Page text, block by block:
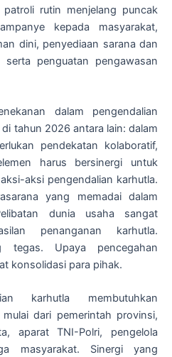
rutin menjelang puncak
kepada masyarakat,
dini, penyediaan sarana dan
serta penguatan pengawasan
dalam pengendalian
tahun 2026 antara lain: dalam
pendekatan kolaboratif,
harus bersinergi untuk
aksi pengendalian karhutla.
yang memadai dalam
dunia usaha sangat
penanganan karhutla.
tegas. Upaya pencegahan
konsolidasi para pihak.
karhutla membutuhkan
dari pemerintah provinsi,
aparat TNI-Polri, pengelola
masyarakat. Sinergi yang